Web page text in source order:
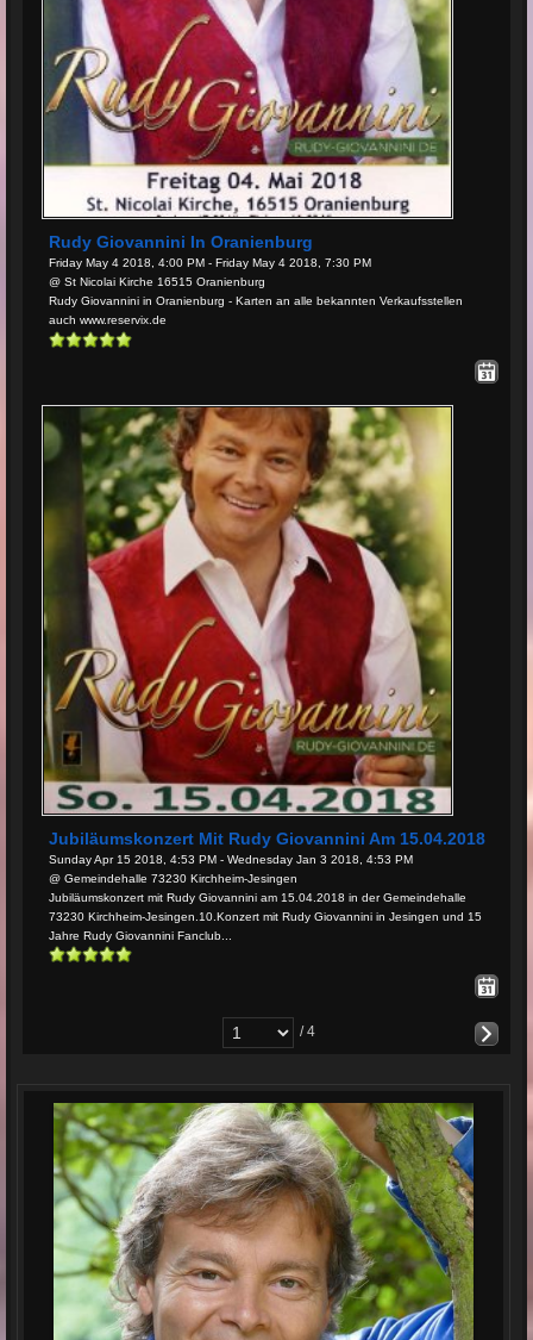
Rudy Giovannini In Oranienburg
Friday May 4 2018, 4:00 PM - Friday May 4 2018, 7:30 PM
@ St Nicolai Kirche 16515 Oranienburg
Rudy Giovannini in Oranienburg - Karten an alle bekannten Verkaufsstellen
auch www.reservix.de
Jubiläumskonzert Mit Rudy Giovannini Am 15.04.2018
Sunday Apr 15 2018, 4:53 PM - Wednesday Jan 3 2018, 4:53 PM
@ Gemeindehalle 73230 Kirchheim-Jesingen
Jubiläumskonzert mit Rudy Giovannini am 15.04.2018 in der Gemeindehalle
73230 Kirchheim-Jesingen.10.Konzert mit Rudy Giovannini in Jesingen und 15
Jahre Rudy Giovannini Fanclub...
/ 4